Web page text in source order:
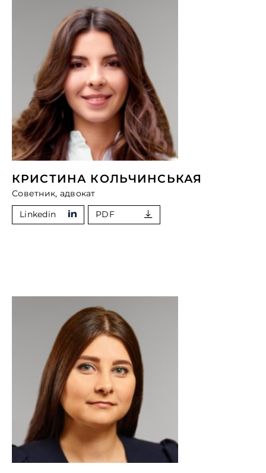
КРИСТИНА КОЛЬЧИНСЬКАЯ
Советник, адвокат
Linkedin
PDF